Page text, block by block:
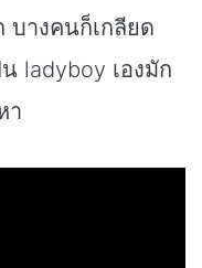
บางคนก็เกลียด
ladyboy เองมัก
า